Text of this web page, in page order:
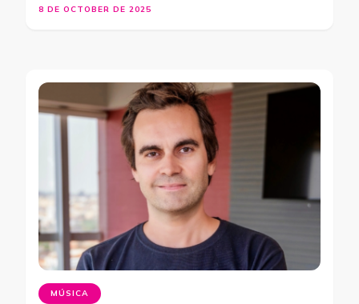
8 DE OCTOBER DE 2025
MÚSICA